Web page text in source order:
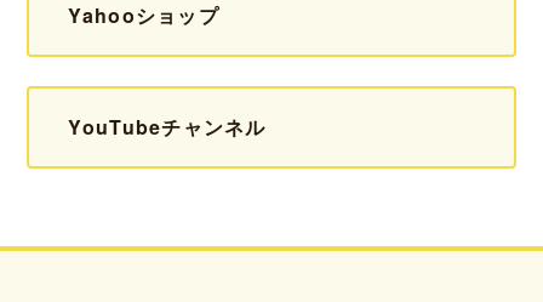
Yahooショップ
YouTubeチャンネル